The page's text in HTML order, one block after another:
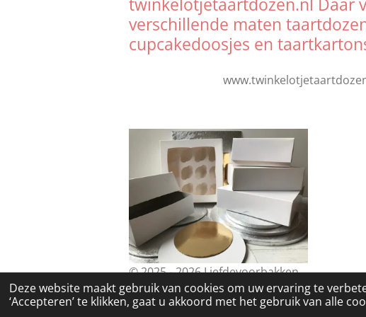
Deze website maakt gebruik van cookies om uw ervaring te
‘Accepteren’ te klikken, gaat u akkoord met het gebruik van alle
twinkelotjetaartdozen.nl Daar
verschillende maten
cupcakedoosjes en
© 2025 - 2026 Liefdevoorbakken